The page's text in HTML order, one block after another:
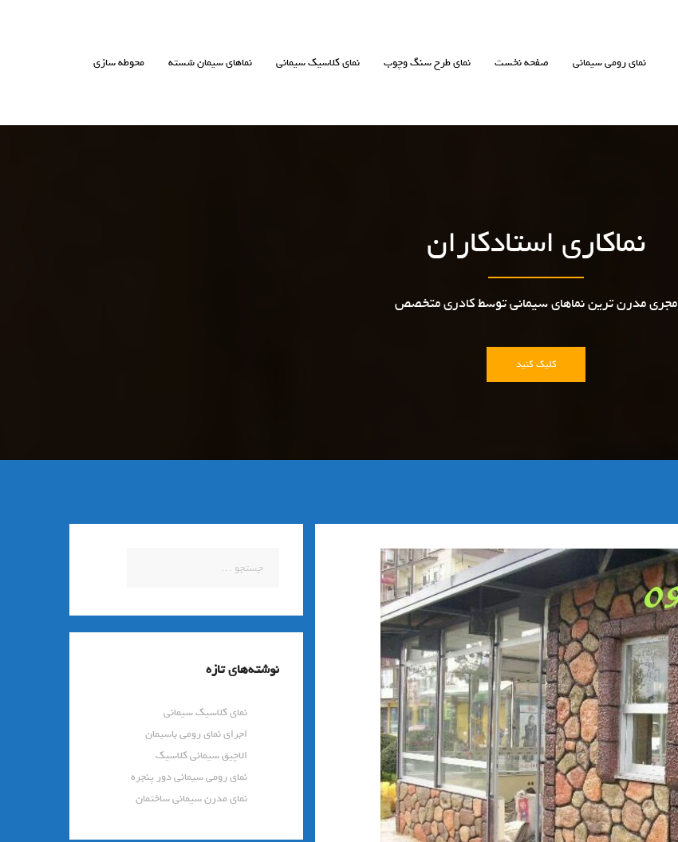
نمای رومی سیمانی صفحه نخست نمای طرح سنگ وچوب نمای کلاسیک سیمانی نماهای سیمان شسته محوطه سازی
نماکاری استادکاران
مجری مدرن ترین نماهای سیمانی توسط کادری متخصص
کلیک کنید
برای:
نوشته‌های تازه
نمای کلاسیک سیمانی
اجرای نمای رومی باسیمان
الاچیق سیمانی کلاسیک
نمای رومی سیمانی دور پنجره
نمای مدرن سیمانی ساختمان